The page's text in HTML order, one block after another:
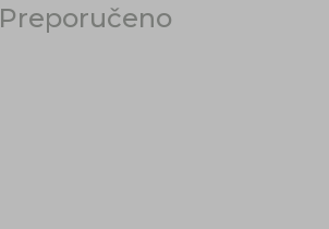
Preporučeno